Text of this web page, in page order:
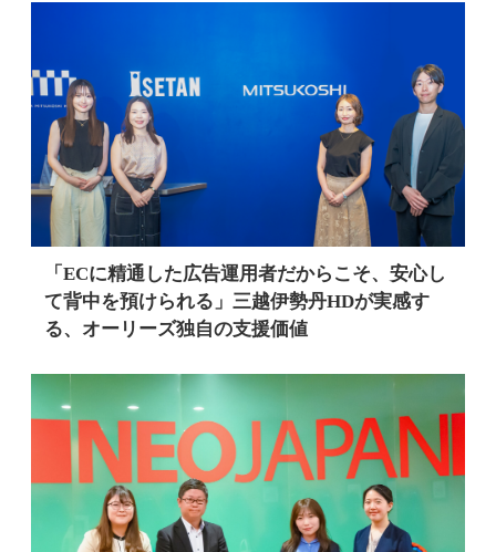
「ECに精通した広告運用者だからこそ、安心し
て背中を預けられる」三越伊勢丹HDが実感す
る、オーリーズ独自の支援価値